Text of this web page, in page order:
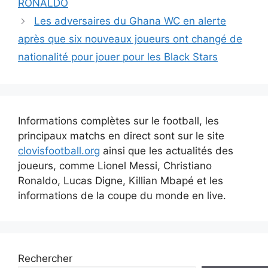
RONALDO
Les adversaires du Ghana WC en alerte
après que six nouveaux joueurs ont changé de
nationalité pour jouer pour les Black Stars
Informations complètes sur le football, les
principaux matchs en direct sont sur le site
clovisfootball.org ainsi que les actualités des
joueurs, comme Lionel Messi, Christiano
Ronaldo, Lucas Digne, Killian Mbapé et les
informations de la coupe du monde en live.
Rechercher